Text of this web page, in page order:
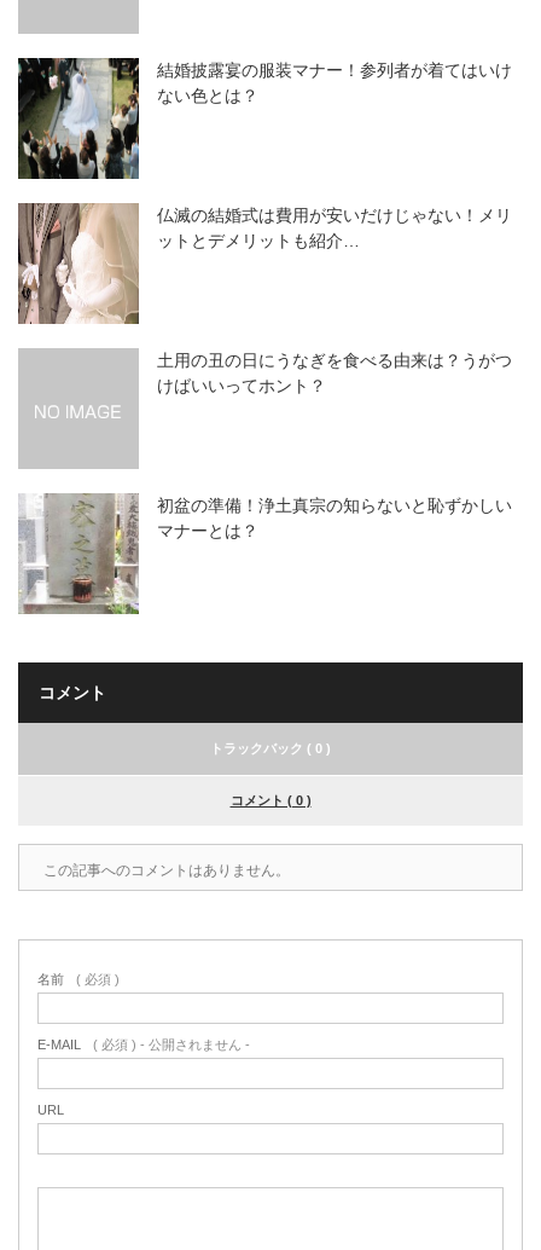
結婚披露宴の服装マナー！参列者が着てはいけ
ない色とは？
仏滅の結婚式は費用が安いだけじゃない！メリ
ットとデメリットも紹介…
土用の丑の日にうなぎを食べる由来は？うがつ
けばいいってホント？
初盆の準備！浄土真宗の知らないと恥ずかしい
マナーとは？
コメント
トラックバック ( 0 )
コメント ( 0 )
この記事へのコメントはありません。
名前 ( 必須 )
E-MAIL ( 必須 ) - 公開されません -
URL